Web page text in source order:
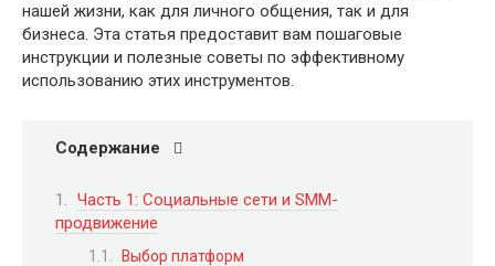
нашей жизни, как для личного общения, так и для
бизнеса. Эта статья предоставит вам пошаговые
инструкции и полезные советы по эффективному
использованию этих инструментов.
Содержание
Часть 1: Социальные сети и SMM-
продвижение
Выбор платформ